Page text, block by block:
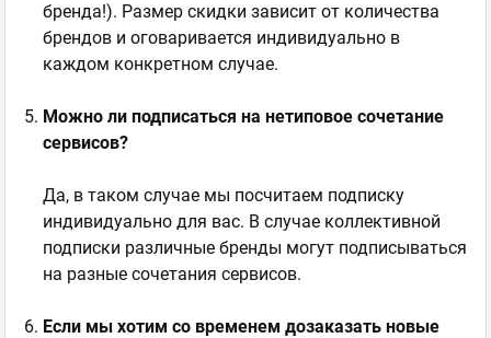
бренда!). Размер скидки зависит от количества
брендов и оговаривается индивидуально в
каждом конкретном случае.
Можно ли подписаться на нетиповое сочетание
сервисов?
Да, в таком случае мы посчитаем подписку
индивидуально для вас. В случае коллективной
подписки различные бренды могут подписываться
на разные сочетания сервисов.
Если мы хотим со временем дозаказать новые